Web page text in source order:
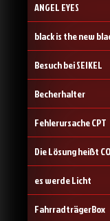
ANGEL EYES
black is the new
Besuch bei SEIKEL
Becherhalter
Fehlerursache CPT
Die Lösung heißt
es werde Licht
FahrradträgerBox